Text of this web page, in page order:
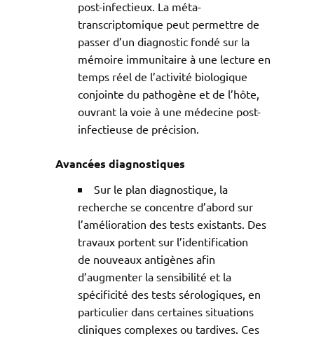
post-infectieux. La méta-
transcriptomique peut permettre de
passer d’un diagnostic fondé sur la
mémoire immunitaire à une lecture en
temps réel de l’activité biologique
conjointe du pathogène et de l’hôte,
ouvrant la voie à une médecine post-
infectieuse de précision.
Avancées diagnostiques
Sur le plan diagnostique, la
recherche se concentre d’abord sur
l’amélioration des tests existants. Des
travaux portent sur l’identification
de nouveaux antigènes afin
d’augmenter la sensibilité et la
spécificité des tests sérologiques, en
particulier dans certaines situations
cliniques complexes ou tardives. Ces